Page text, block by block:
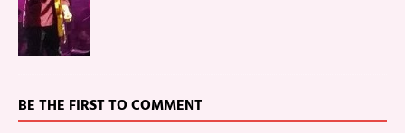
BE THE FIRST TO COMMENT